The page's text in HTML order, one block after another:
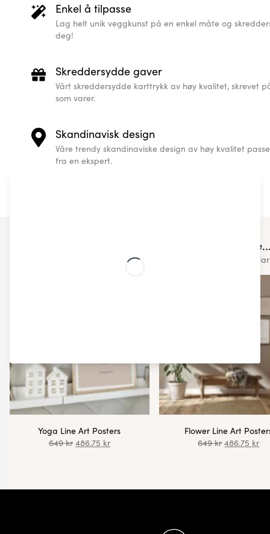
Enkel å tilpasse
Lag helt unik veggkunst på en enkel måte og
deg!
Skreddersydde gaver
Vårt skreddersydde karttrykk av høy kvalitet, skrevet
som varer.
Skandinavisk design
Våre trendy skandinaviske design av høy kvalitet
fra en ekspert.
You may also
Check out some of our other
Yoga Line Art Posters
649kr 486.75 kr
Flower Line Art
649kr 486.75 kr